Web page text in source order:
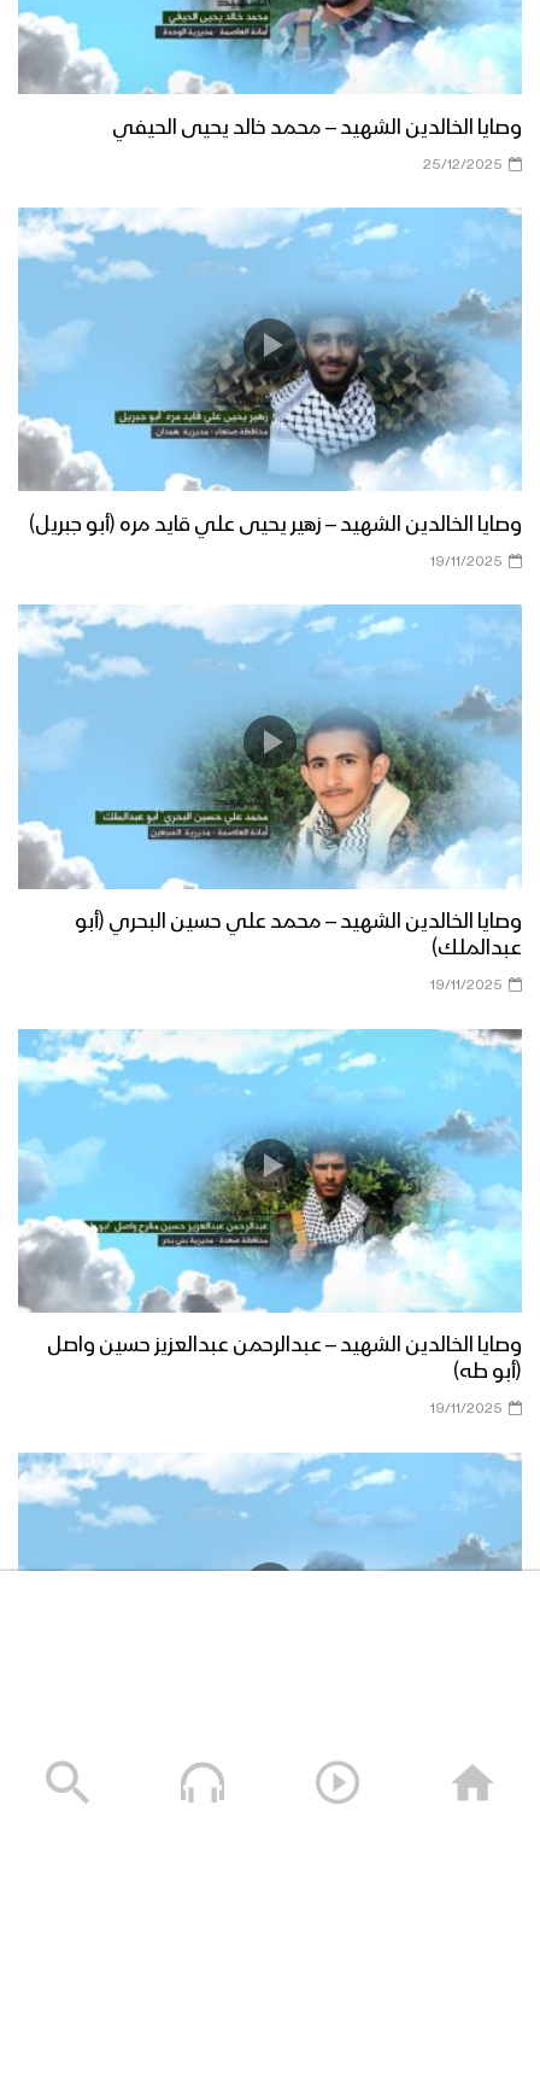
وصايا الخالدين الشهيد – محمد خالد يحيى الحيفي
25/12/2025
وصايا الخالدين الشهيد – زهير يحيى علي قايد مره (أبو جبريل)
19/11/2025
وصايا الخالدين الشهيد – محمد علي حسين البحري (أبو
عبدالملك)
19/11/2025
وصايا الخالدين الشهيد – عبدالرحمن عبدالعزيز حسين واصل
(أبو طه)
19/11/2025
وصايا الخالدين الشهيد – صالح عبدالله صالح جوين (أبو خليل)